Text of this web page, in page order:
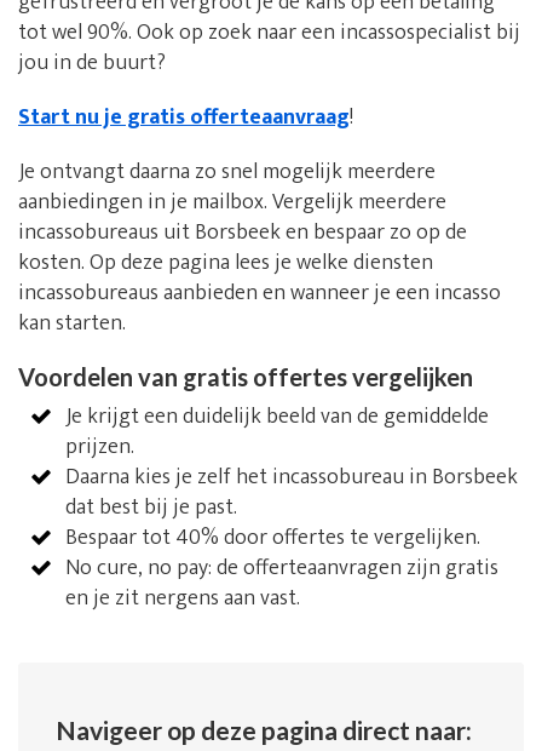
tot wel 90%. Ook op zoek naar een incassospecialist bij
jou in de buurt?
Start nu je gratis offerteaanvraag!
Je ontvangt daarna zo snel mogelijk meerdere
aanbiedingen in je mailbox. Vergelijk meerdere
incassobureaus uit Borsbeek en bespaar zo op de
kosten. Op deze pagina lees je welke diensten
incassobureaus aanbieden en wanneer je een incasso
kan starten.
Voordelen van gratis offertes vergelijken
Je krijgt een duidelijk beeld van de gemiddelde
prijzen.
Daarna kies je zelf het incassobureau in Borsbeek
dat best bij je past.
Bespaar tot 40% door offertes te vergelijken.
No cure, no pay: de offerteaanvragen zijn gratis
en je zit nergens aan vast.
Navigeer op deze pagina direct naar: